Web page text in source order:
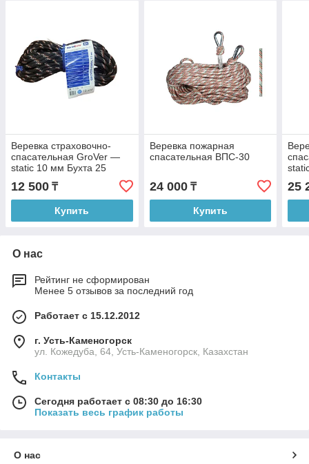
Веревка страховочно-
спасательная GroVer —
static 10 мм Бухта 25
12 500 ₸
Купить
Веревка пожарная
спасательная ВПС-30
24 000₸
Купить
25
О нас
Рейтинг не сформирован
Менее 5 отзывов за последний год
Работает с 15.12.2012
г. Усть-Каменогорск
ул. Кожедуба, 64, Усть-Каменогорск, Казахстан
Контакты
Сегодня работает с 08:30 до 16:30
Показать весь график работы
О нас